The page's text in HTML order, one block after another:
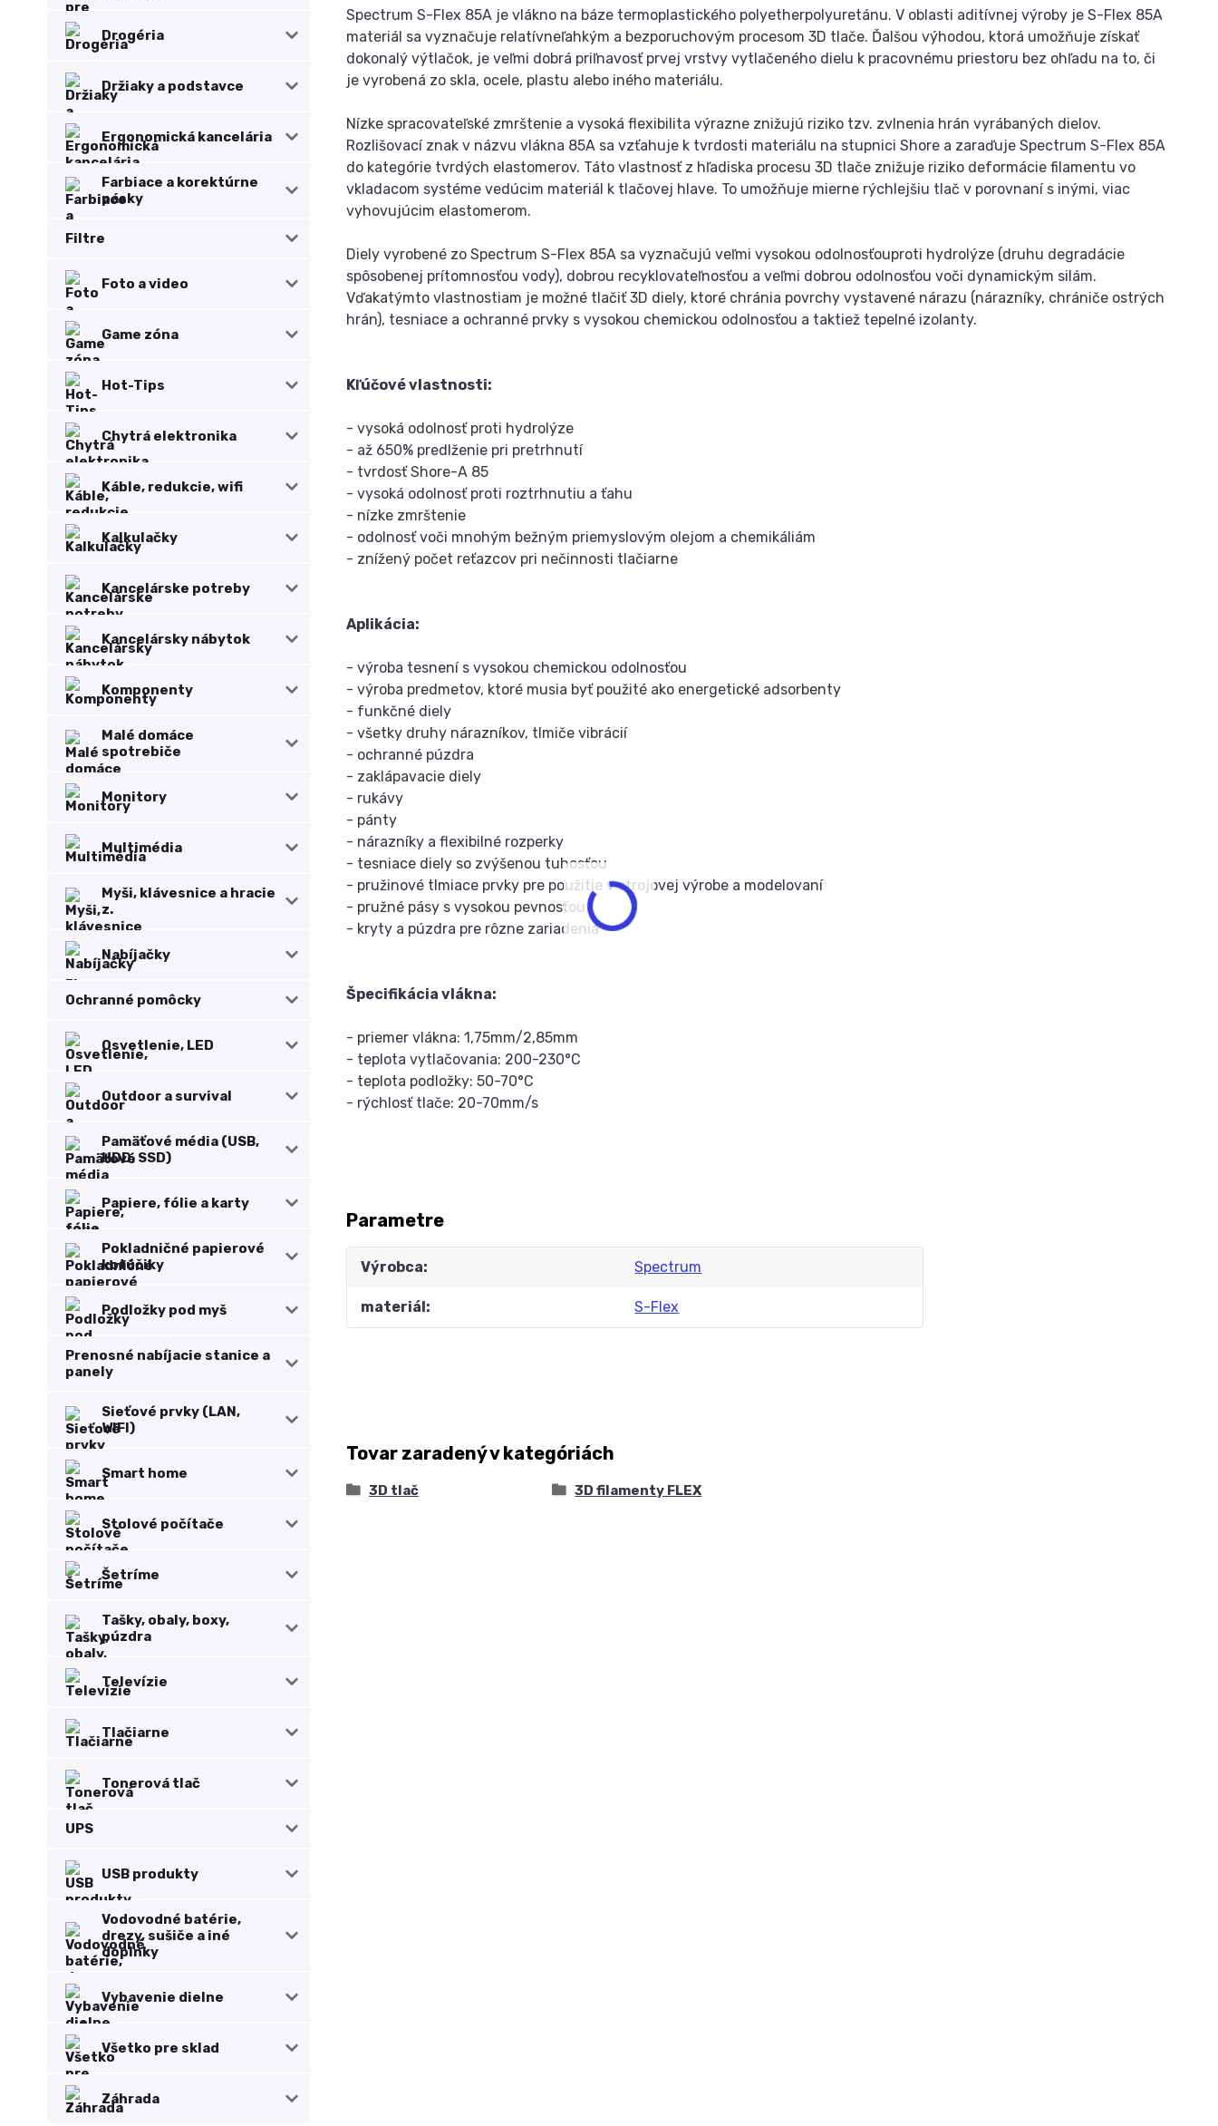
Drogéria
Držiaky a podstavce
Ergonomická kancelária
Farbiace a korektúrne
pásky
Filtre
Foto a video
Game zóna
Hot-Tips
Chytrá elektronika
Káble, redukcie, wifi
Kalkulačky
Kancelárske potreby
Kancelársky nábytok
Komponenty
Malé domáce
spotrebiče
Monitory
Multimédia
Myši, klávesnice a hracie
z.
Nabíjačky
Ochranné pomôcky
Osvetlenie, LED
Outdoor a survival
Pamäťové média (USB,
HDD, SSD)
Papiere, fólie a karty
Pokladničné papierové
kotúčiky
Podložky pod myš
Prenosné nabíjacie stanice a
panely
Sieťové prvky (LAN,
WIFI)
Smart home
Stolové počítače
Šetríme
Tašky, obaly, boxy,
púzdra
Televízie
Tlačiarne
Tonerová tlač
UPS
USB produkty
Vodovodné batérie,
drezy, sušiče a iné
doplnky
Vybavenie dielne
Všetko pre sklad
Záhrada
Spectrum S-Flex 85A je vlákno na báze termoplastického polyetherpolyuretánu. V oblasti aditívnej výroby je S-Flex 85A
materiál sa vyznačuje relatívneľahkým a bezporuchovým procesom 3D tlače. Ďalšou výhodou, ktorá umožňuje získať
dokonalý výtlačok, je veľmi dobrá priľnavosť prvej vrstvy vytlačeného dielu k pracovnému priestoru bez ohľadu na to, či
je vyrobená zo skla, ocele, plastu alebo iného materiálu.
Nízke spracovateľské zmrštenie a vysoká flexibilita výrazne znižujú riziko tzv. zvlnenia hrán vyrábaných dielov.
Rozlišovací znak v názvu vlákna 85A sa vzťahuje k tvrdosti materiálu na stupnici Shore a zaraďuje Spectrum S-Flex 85A
do kategórie tvrdých elastomerov. Táto vlastnosť z hľadiska procesu 3D tlače znižuje riziko deformácie filamentu vo
vkladacom systéme vedúcim materiál k tlačovej hlave. To umožňuje mierne rýchlejšiu tlač v porovnaní s inými, viac
vyhovujúcim elastomerom.
Diely vyrobené zo Spectrum S-Flex 85A sa vyznačujú veľmi vysokou odolnosťouproti hydrolýze (druhu degradácie
spôsobenej prítomnosťou vody), dobrou recyklovateľnosťou a veľmi dobrou odolnosťou voči dynamickým silám.
Vďakatýmto vlastnostiam je možné tlačiť 3D diely, ktoré chránia povrchy vystavené nárazu (nárazníky, chrániče ostrých
hrán), tesniace a ochranné prvky s vysokou chemickou odolnosťou a taktiež tepelné izolanty.
Kľúčové vlastnosti:
- vysoká odolnosť proti hydrolýze
- až 650% predlženie pri pretrhnutí
- tvrdosť Shore-A 85
- vysoká odolnosť proti roztrhnutiu a ťahu
- nízke zmrštenie
- odolnosť voči mnohým bežným priemyslovým olejom a chemikáliám
- znížený počet reťazcov pri nečinnosti tlačiarne
Aplikácia:
- výroba tesnení s vysokou chemickou odolnosťou
- výroba predmetov, ktoré musia byť použité ako energetické adsorbenty
- funkčné diely
- všetky druhy nárazníkov, tlmiče vibrácií
- ochranné púzdra
- zaklápavacie diely
- rukávy
- pánty
- nárazníky a flexibilné rozperky
- tesniace diely so zvýšenou tuhosťou
- pružinové tlmiace prvky pre použitie v strojovej výrobe a modelovaní
- pružné pásy s vysokou pevnosťou
- kryty a púzdra pre rôzne zariadenia
Špecifikácia vlákna:
- priemer vlákna: 1,75mm/2,85mm
- teplota vytlačovania: 200-230°C
- teplota podložky: 50-70°C
- rýchlosť tlače: 20-70mm/s
Parametre
Výrobca Spectrum
materiál S-Flex
Tovar zaradený v kategóriách
3D tlač 3D filamenty FLEX